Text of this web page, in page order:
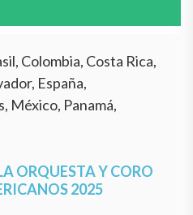
Colombia, Costa Rica,
España,
México, Panamá,
ORQUESTA Y CORO
2025